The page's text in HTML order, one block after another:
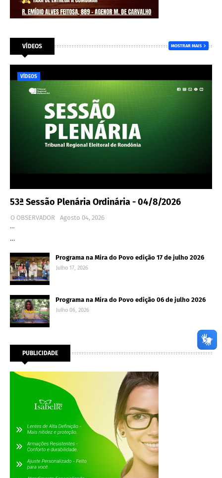
VÍDEOS MOSTRAR MAIS
VÍDEOS
53ª Sessão Plenária Ordinária - 04/8/2026
O OBSERVADOR
Agosto 04, 2026
…
…
Programa na Mira do Povo edição 17 de julho 2026
Julho 17, 2026
Programa na Mira do Povo edição 06 de julho 2026
Julho 06, 2026
PUBLICIDADE